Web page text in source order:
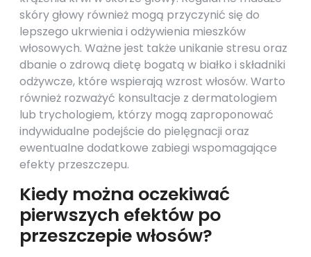
skóry głowy również mogą przyczynić się do
lepszego ukrwienia i odżywienia mieszków
włosowych. Ważne jest także unikanie stresu oraz
dbanie o zdrową dietę bogatą w białko i składniki
odżywcze, które wspierają wzrost włosów. Warto
również rozważyć konsultacje z dermatologiem
lub trychologiem, którzy mogą zaproponować
indywidualne podejście do pielęgnacji oraz
ewentualne dodatkowe zabiegi wspomagające
efekty przeszczepu.
Kiedy można oczekiwać
pierwszych efektów po
przeszczepie włosów?